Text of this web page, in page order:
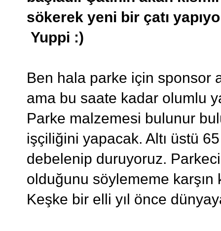
sökerek yeni bir çatı
Yuppi :)
Ben hala parke için sponsor
ama bu saate kadar olumlu
Parke malzemesi bulunur
işçiliğini yapacak. Altı üstü
debelenip duruyoruz.
olduğunu söylememe
Keşke bir elli yıl önce